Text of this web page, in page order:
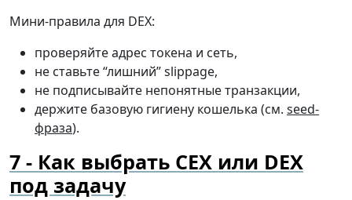
Мини-правила для DEX:
проверяйте адрес токена и сеть,
не ставьте “лишний” slippage,
не подписывайте непонятные транзакции,
держите базовую гигиену кошелька (см. seed-
фраза).
Как выбрать CEX или DEX
под задачу